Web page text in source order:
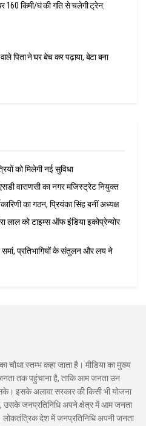
160 किमी/घं की गति से चलेगी ट्रेन:
पिता ने घर बेच कर पढ़ाया, बेटा बना
को मिलेगी नई सुविधा
वाराणसी का नगर मजिस्ट्रेट नियुक्त
का गठन, प्रियंका सिंह बनीं अध्यक्ष
लाल को टाइम्स ऑफ इंडिया इकोप्रेन्योर
समां, प्रतिभागियों के संतुलन और लय ने
चौथा स्तम्भ कहा जाता है। मीडिया का मुख्य
तक पहुंचाना है, ताकि आम जनता उन
इसके अलावा सरकार की किसी भी योजना
उसके जनप्रतिनिधि अपने क्षेत्र में आम जनता
देश में जनप्रतिनिधि अपनी जनता